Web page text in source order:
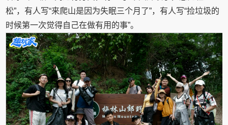
松”，有人写“来爬山是因为失眠三个月了”，有人写“捡垃圾的
时候第一次觉得自己在做有用的事”。